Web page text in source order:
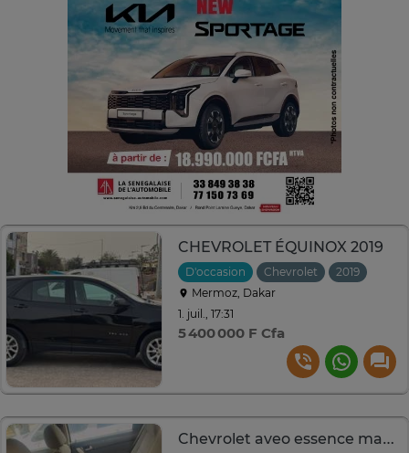
CHEVROLET ÉQUINOX 2019
D'occasion Chevrolet 2019
Mermoz, Dakar
1. juil., 17:31
5 400 000 F Cfa
Chevrolet aveo essence manuel climatisé